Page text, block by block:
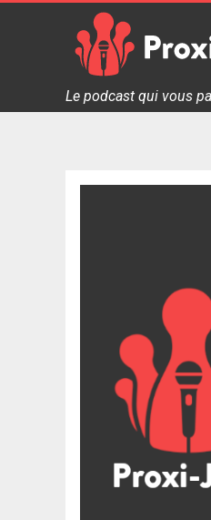
Proxi Jeux - Le
Le podcast qui vous